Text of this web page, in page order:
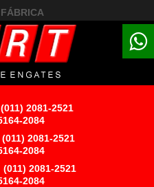
2081-2521
2084
2081-2521
2084
(011) 2081-2521
2084